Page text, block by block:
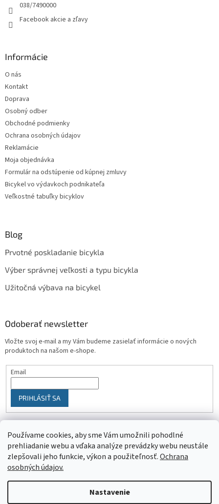
Používame cookies, aby sme Vám umožnili pohodlné
prehliadanie webu a vďaka analýze prevádzky webu neustále
zlepšovali jeho funkcie, výkon a použiteľnosť.Ochrana
osobných údajov.
Nastavenie
038/7490000
Facebook akcie a zľavy
Informácie
O nás
Kontakt
Doprava
Osobný odber
Obchodné podmienky
Ochrana osobných údajov
Reklamácie
Moja objednávka
Formulár na odstúpenie od kúpnej zmluvy
Bicykel vo výdavkoch podnikateľa
Veľkostné tabuľky bicyklov
Blog
Prvotné poskladanie bicykla
Výber správnej veľkosti a typu bicykla
Užitočná výbava na bicykel
Odoberať newsletter
Vložte svoj e-mail a my Vám budeme zasielať informácie o nových
produktoch na našom e-shope.
Email
PRIHLÁSIŤ SA
Vytvoril Shoptet